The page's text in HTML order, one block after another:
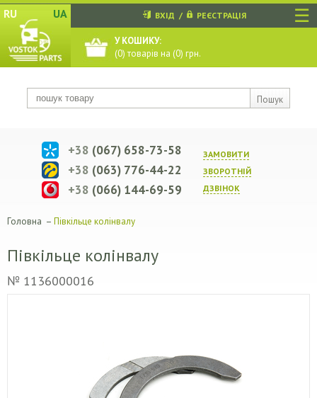
☰
RU UA
Пошук
ВХІД / РЕЄСТРАЦІЯ
У КОШИКУ:
(0) товарів на (0) грн.
ЗАМОВИТИ
ЗВОРОТНIЙ
ДЗВIНОК
+38 (067) 658-73-58
+38 (063) 776-44-22
+38 (066) 144-69-59
Головна – Півкільце колінвалу
Півкільце колінвалу
№ 1136000016